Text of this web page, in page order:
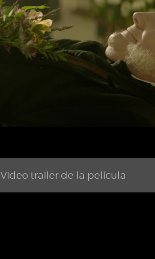
Video trailer de la película